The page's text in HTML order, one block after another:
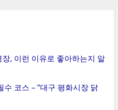
, 이런 이유로 좋아하는지 알
코스 – “대구 평화시장 닭